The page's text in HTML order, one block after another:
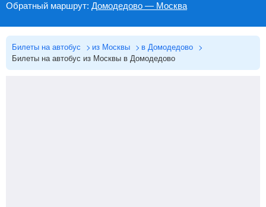
Обратный маршрут: Домодедово — Москва
Билеты на автобус из Москвы
в Домодедово
Билеты на автобус из Москвы в Домодедово